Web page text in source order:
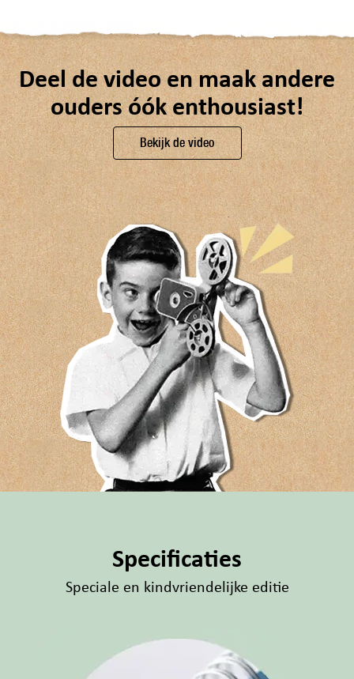
Deel de video en maak andere
ouders óók enthousiast!
Bekijk de video
Specificaties
Speciale en kindvriendelijke editie